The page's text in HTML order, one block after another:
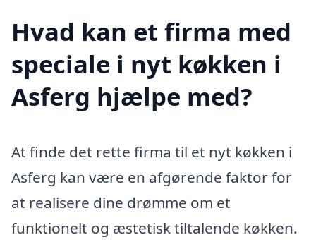
Hvad kan et firma med
speciale i nyt køkken i
Asferg hjælpe med?
At finde det rette firma til et nyt køkken i
Asferg kan være en afgørende faktor for
at realisere dine drømme om et
funktionelt og æstetisk tiltalende køkken.